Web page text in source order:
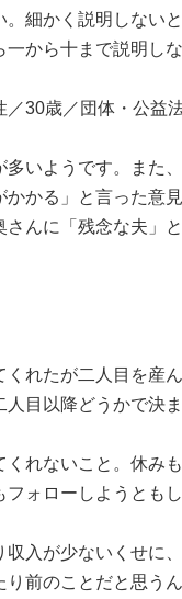
細かく説明しない
から十まで説明し
30歳／団体・公益
いようです。また
かる」と言った意
んに「残念な夫」
れたが二人目を産
目以降どうかで決
れないこと。休み
ォローしようとも
入が少ないくせに
前のことだと思う